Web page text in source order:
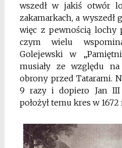
wszedł w jakiś otwór
zakamarkach, a wyszedł
więc z pewnością lochy
czym wielu
Golejewski w
musiały ze względu na
obrony przed Tatarami.
9 razy i dopiero Jan III
położył temu kres w 1672